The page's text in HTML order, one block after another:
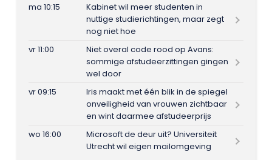
ma 10:15
Kabinet wil meer studenten in
nuttige studierichtingen, maar zegt
nog niet hoe
vr 11:00
Niet overal code rood op Avans:
sommige afstudeerzittingen gingen
wel door
vr 09:15
Iris maakt met één blik in de spiegel
onveiligheid van vrouwen zichtbaar
en wint daarmee afstudeerprijs
wo 16:00
Microsoft de deur uit? Universiteit
Utrecht wil eigen mailomgeving